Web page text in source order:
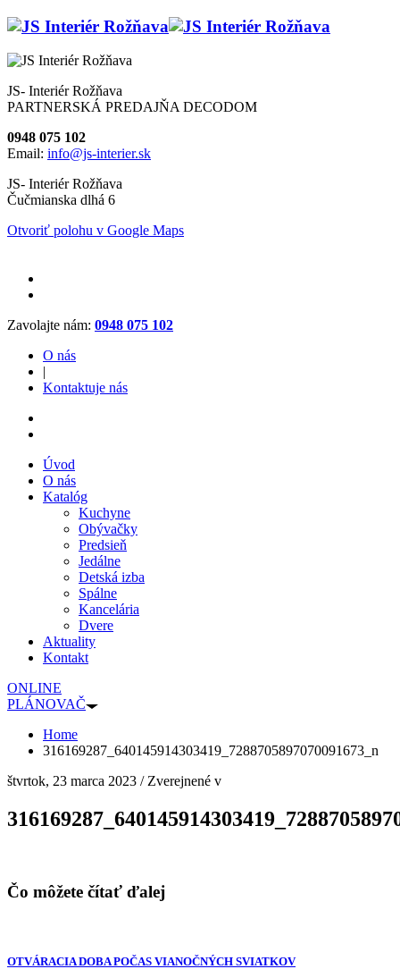
JS- Interiér Rožňava
PARTNERSKÁ PREDAJŇA DECODOM
0948 075 102
Email: info@js-interier.sk
JS- Interiér Rožňava
Čučmianska dlhá 6
Otvoriť polohu v Google Maps
Zavolajte nám: 0948 075 102
O nás
|
Kontaktuje nás
Úvod
O nás
Katalóg
Kuchyne
Obývačky
Predsieň
Jedálne
Detská izba
Spálne
Kancelária
Dvere
Aktuality
Kontakt
ONLINE
PLÁNOVAČ
Home
316169287_640145914303419_7288705897070091673_n
štvrtok, 23 marca 2023 /Zverejnené v
Čo môžete čítať ďalej
OTVÁRACIA DOBA POČAS VIANOČNÝCH SVIATKOV